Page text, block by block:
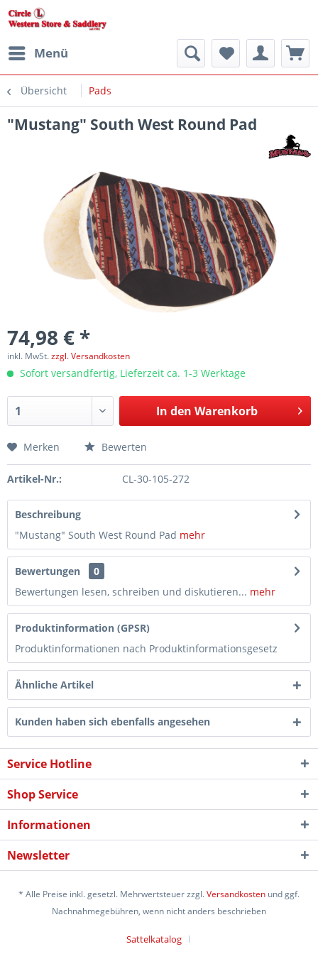
Menü
Übersicht Pads
"Mustang" South West Round Pad
74,98 € *
inkl. MwSt.zzgl. Versandkosten
Sofort versandfertig, Lieferzeit ca. 1-3 Werktage
In den Warenkorb
Merken Bewerten
Artikel-Nr.: CL-30-105-272
Beschreibung
"Mustang" South West Round Pad mehr
Bewertungen
0
Bewertungen lesen, schreiben und diskutieren... mehr
Produktinformation (GPSR)
Produktinformationen nach Produktinformationsgesetz
Ähnliche Artikel
Kunden haben sich ebenfalls angesehen
Service Hotline
Shop Service
Informationen
Newsletter
* Alle Preise inkl. gesetzl. Mehrwertsteuer zzgl.Versandkosten und ggf.
Nachnahmegebühren, wenn nicht anders beschrieben
Sattelkatalog